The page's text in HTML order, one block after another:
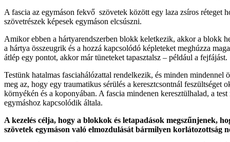
A fascia az egymáson fekvő szövetek között egy laza zsíros réteget
szövetrészek képesek egymáson elcsúszni.
Amikor ebben a hártyarendszerben blokk keletkezik, akkor a blokk
a hártya összeugrik és a hozzá kapcsolódó képleteket meghúzza
átlép egy pontot, akkor már tüneteket tapasztalsz – például a fejfájást.
Testünk hatalmas fasciahálózattal rendelkezik, és minden mindennel
meg az, hogy egy traumatikus sérülés a keresztcsontnál feszültséget
környékén és a koponyában. A fascia mindenen keresztülhalad, a
egymáshoz kapcsolódik általa.
A kezelés célja, hogy a blokkok és letapadások megszűnjenek,
szövetek egymáson való elmozdulását bármilyen korlátozottság